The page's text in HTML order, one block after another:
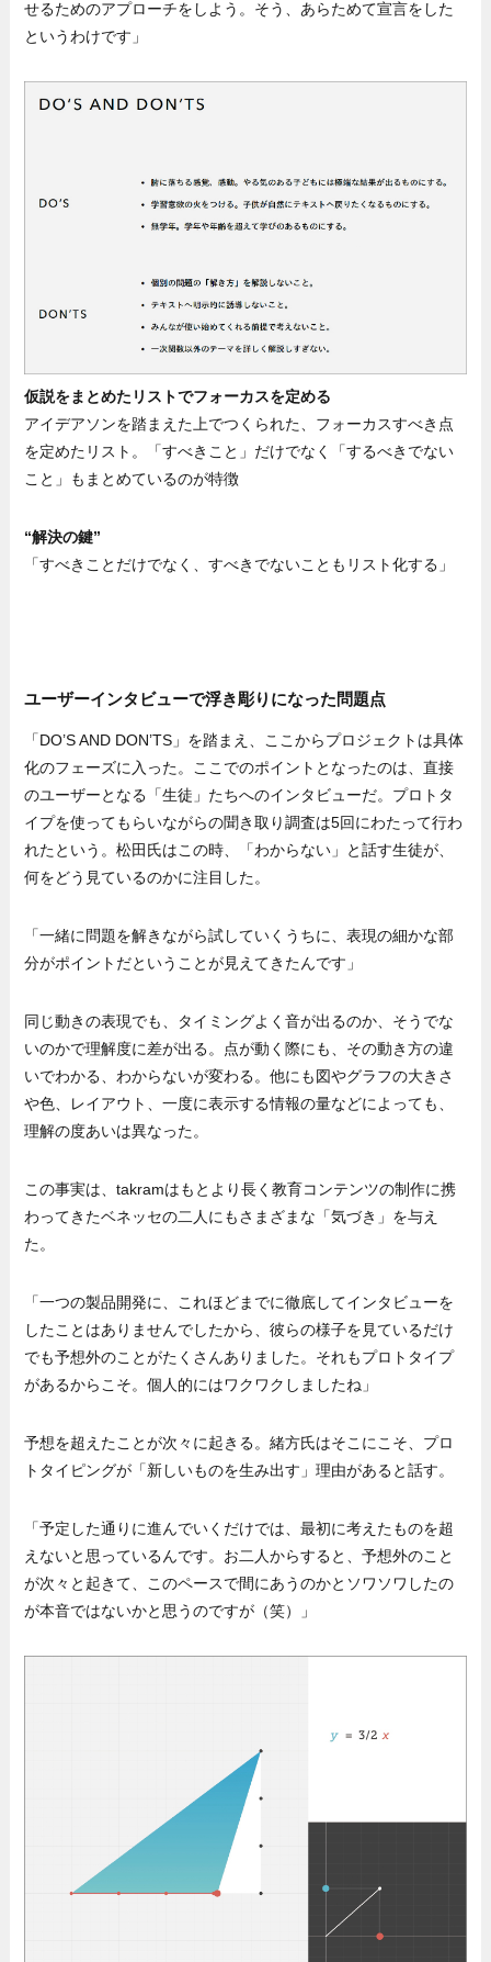
せるためのアプローチをしよう。そう、あらためて宣言をした
というわけです」
仮説をまとめたリストでフォーカスを定める
アイデアソンを踏まえた上でつくられた、フォーカスすべき点
を定めたリスト。「すべきこと」だけでなく「するべきでない
こと」もまとめているのが特徴
“解決の鍵”
「すべきことだけでなく、すべきでないこともリスト化する」
ユーザーインタビューで浮き彫りになった問題点
「DO’S AND DON’TS」を踏まえ、ここからプロジェクトは具体
化のフェーズに入った。ここでのポイントとなったのは、直接
のユーザーとなる「生徒」たちへのインタビューだ。プロトタ
イプを使ってもらいながらの聞き取り調査は5回にわたって行わ
れたという。松田氏はこの時、「わからない」と話す生徒が、
何をどう見ているのかに注目した。
「一緒に問題を解きながら試していくうちに、表現の細かな部
分がポイントだということが見えてきたんです」
同じ動きの表現でも、タイミングよく音が出るのか、そうでな
いのかで理解度に差が出る。点が動く際にも、その動き方の違
いでわかる、わからないが変わる。他にも図やグラフの大きさ
や色、レイアウト、一度に表示する情報の量などによっても、
理解の度あいは異なった。
この事実は、takramはもとより長く教育コンテンツの制作に携
わってきたベネッセの二人にもさまざまな「気づき」を与え
た。
「一つの製品開発に、これほどまでに徹底してインタビューを
したことはありませんでしたから、彼らの様子を見ているだけ
でも予想外のことがたくさんありました。それもプロトタイプ
があるからこそ。個人的にはワクワクしましたね」
予想を超えたことが次々に起きる。緒方氏はそこにこそ、プロ
トタイピングが「新しいものを生み出す」理由があると話す。
「予定した通りに進んでいくだけでは、最初に考えたものを超
えないと思っているんです。お二人からすると、予想外のこと
が次々と起きて、このペースで間にあうのかとソワソワしたの
が本音ではないかと思うのですが（笑）」